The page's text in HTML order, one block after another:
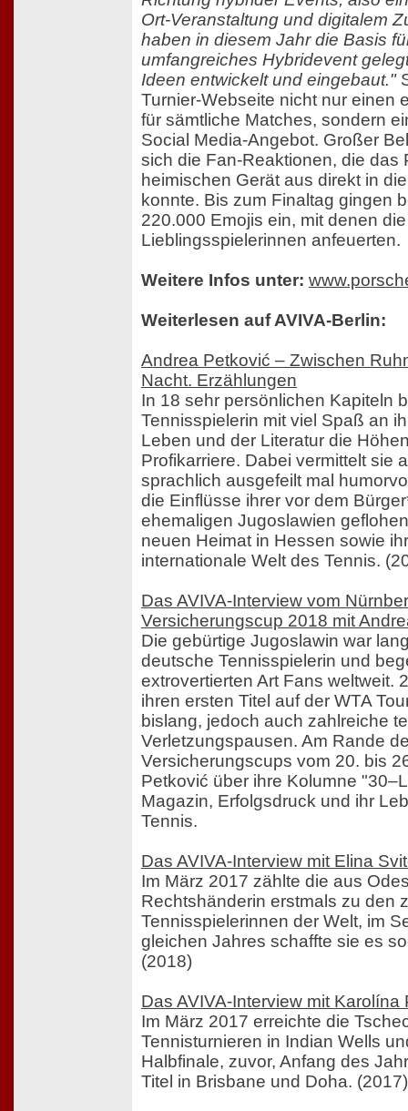
Ort-Veranstaltung und digitalem
haben in diesem Jahr die Basis
umfangreiches Hybridevent
Ideen entwickelt und eingebaut."
Turnier-Webseite nicht nur einen
für sämtliche Matches, sondern
Social Media-Angebot. Großer
sich die Fan-Reaktionen, die das
heimischen Gerät aus direkt in
konnte. Bis zum Finaltag gingen
220.000 Emojis ein, mit denen
Lieblingsspielerinnen anfeuerten.
Weitere Infos unter:
Weiterlesen auf AVIVA-Berlin:
Andrea Petković – Zwischen
Nacht. Erzählungen
In 18 sehr persönlichen Kapiteln
Tennisspielerin mit viel Spaß an
Leben und der Literatur die
Profikarriere. Dabei vermittelt sie
sprachlich ausgefeilt mal
die Einflüsse ihrer vor dem
ehemaligen Jugoslawien
neuen Heimat in Hessen sowie
internationale Welt des Tennis.
Das AVIVA-Interview vom
Versicherungscup 2018 mit
Die gebürtige Jugoslawin war
deutsche Tennisspielerin und
extrovertierten Art Fans weltweit.
ihren ersten Titel auf der WTA
bislang, jedoch auch zahlreiche
Verletzungspausen. Am Rande
Versicherungscups vom 20. bis
Petković über ihre Kolumne
Magazin, Erfolgsdruck und ihr
Tennis.
Das AVIVA-Interview mit Elina
Im März 2017 zählte die aus
Rechtshänderin erstmals zu den
Tennisspielerinnen der Welt, im
gleichen Jahres schaffte sie es
(2018)
Das AVIVA-Interview mit Karolína
Im März 2017 erreichte die
Tennisturnieren in Indian Wells
Halbfinale, zuvor, Anfang des
Titel in Brisbane und Doha. (2017)